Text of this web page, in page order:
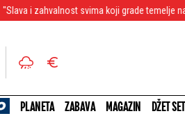
svima koji grade temelje naše privrede!"
PLANETA ZABAVA MAGAZIN DŽET SET